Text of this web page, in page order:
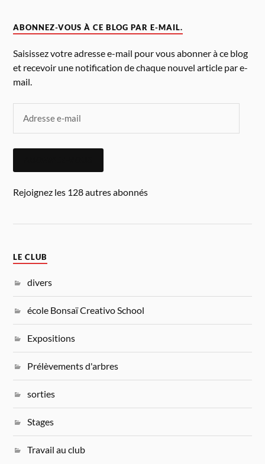
ABONNEZ-VOUS À CE BLOG PAR E-MAIL.
Saisissez votre adresse e-mail pour vous abonner à ce blog
et recevoir une notification de chaque nouvel article par e-
mail.
Rejoignez les 128 autres abonnés
LE CLUB
divers
école Bonsaï Creativo School
Expositions
Prélèvements d'arbres
sorties
Stages
Travail au club